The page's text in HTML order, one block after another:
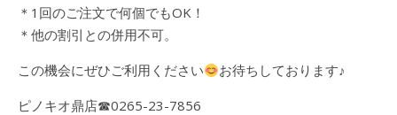
＊1回のご注文で何個でもOK！
＊他の割引との併用不可。
この機会にぜひご利用ください
お待ちしております♪
ピノキオ鼎店☎0265-23-7856